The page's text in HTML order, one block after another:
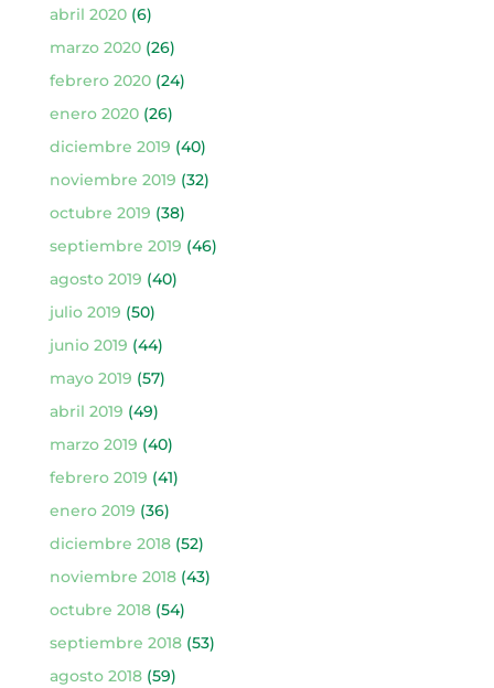
abril 2020(6)
marzo 2020(26)
febrero 2020(24)
enero 2020(26)
diciembre 2019 (40)
noviembre 2019 (32)
octubre 2019 (38)
septiembre 2019 (46)
agosto 2019 (40)
julio 2019 (50)
junio 2019 (44)
mayo 2019 (57)
abril 2019 (49)
marzo 2019 (40)
febrero 2019 (41)
enero 2019 (36)
diciembre 2018(52)
noviembre 2018(43)
octubre 2018(54)
septiembre 2018(53)
agosto 2018(59)